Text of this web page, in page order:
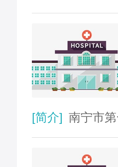
[简介] 南宁市第